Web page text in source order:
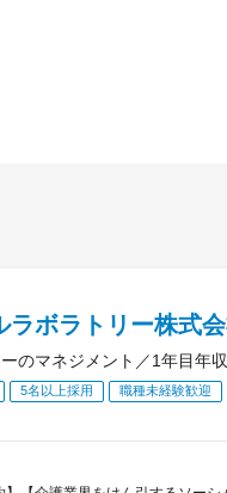
ラボラトリー株式
のマネジメント／1年目年
5名以上採用 職種未経験歓迎